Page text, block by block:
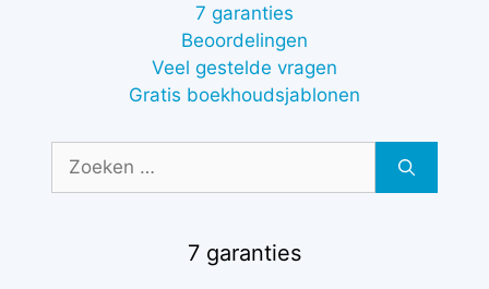
7 garanties
Beoordelingen
Veel gestelde vragen
Gratis boekhoudsjablonen
Zoek
7 garanties